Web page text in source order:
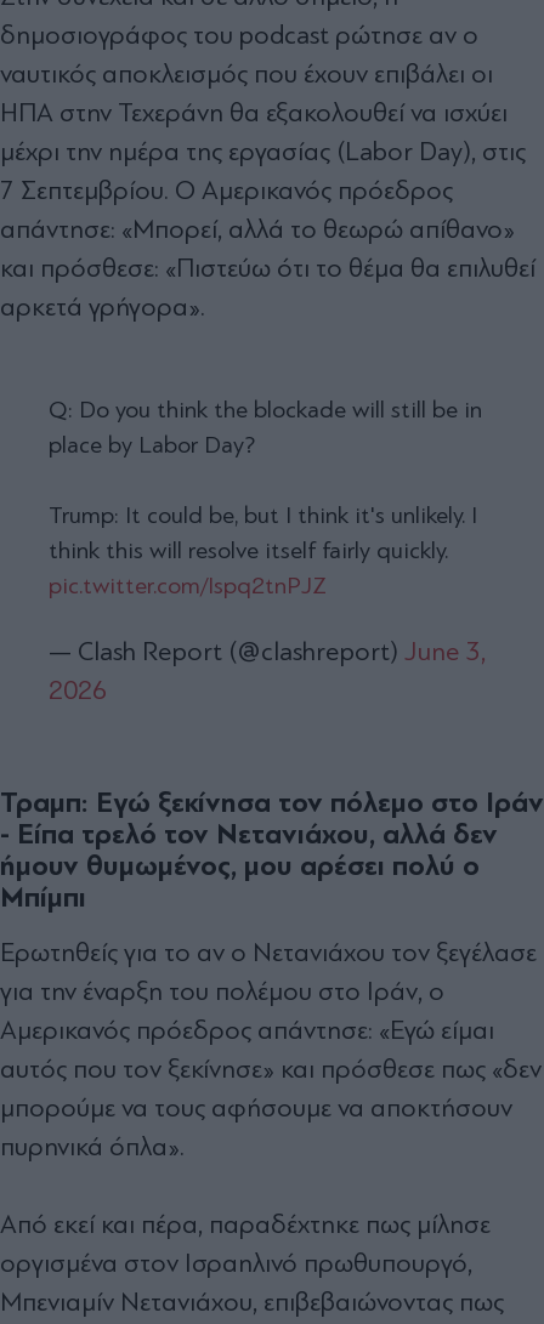
δημοσιογράφος του podcast ρώτησε αν ο
ναυτικός αποκλεισμός που έχουν επιβάλει οι
ΗΠΑ στην Τεχεράνη θα εξακολουθεί να ισχύει
μέχρι την ημέρα της εργασίας (Labor Day), στις
7 Σεπτεμβρίου. O Αμερικανός πρόεδρος
απάντησε: «Μπορεί, αλλά το θεωρώ απίθανο»
και πρόσθεσε: «Πιστεύω ότι το θέμα θα επιλυθεί
αρκετά γρήγορα».
Q: Do you think the blockade will still be in
place by Labor Day?
Trump: It could be, but I think it's unlikely. I
think this will resolve itself fairly quickly.
pic.twitter.com/Ispq2tnPJZ
— Clash Report (@clashreport) June 3,
2026
Τραμπ: Εγώ ξεκίνησα τον πόλεμο στο Ιράν
- Είπα τρελό τον Νετανιάχου, αλλά δεν
ήμουν θυμωμένος, μου αρέσει πολύ ο
Μπίμπι
Ερωτηθείς για το αν ο Νετανιάχου τον ξεγέλασε
για την έναρξη του πολέμου στο Ιράν, ο
Αμερικανός πρόεδρος απάντησε: «Εγώ είμαι
αυτός που τον ξεκίνησε» και πρόσθεσε πως «δεν
μπορούμε να τους αφήσουμε να αποκτήσουν
πυρηνικά όπλα».
Από εκεί και πέρα, παραδέχτηκε πως μίλησε
οργισμένα στον Ισραηλινό πρωθυπουργό,
Μπενιαμίν Νετανιάχου, επιβεβαιώνοντας πως